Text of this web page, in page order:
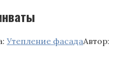
Утепление фасадаАвтор: